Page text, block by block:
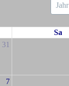
Jahr
Sa
31
7